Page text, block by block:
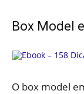
Box Model
O box model